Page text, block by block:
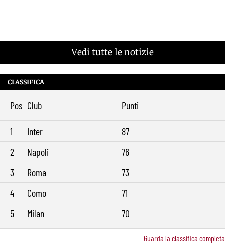
Vedi tutte le notizie
CLASSIFICA
Pos Club Punti
1 Inter
87
2
Napoli
76
3
Roma
73
4
Como
71
5
Milan 70
Guarda la classifica completa